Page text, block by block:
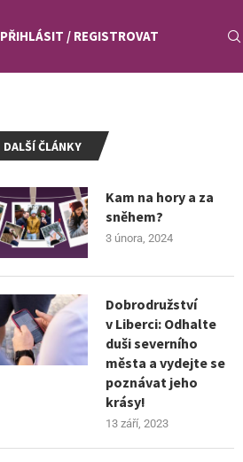
PŘIHLÁSIT / REGISTROVAT
DALŠÍ ČLÁNKY
Kam na hory a za
sněhem?
3 února, 2024
Dobrodružství
v Liberci: Odhalte
duši severního
města a vydejte se
poznávat jeho
krásy!
13 září, 2023